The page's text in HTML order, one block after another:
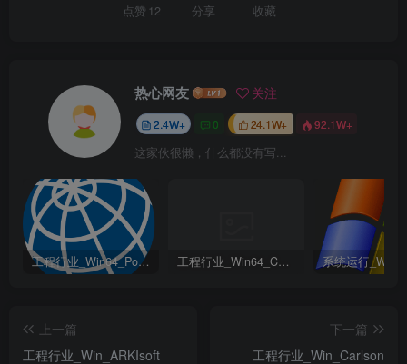
点赞 12 分享 收藏
热心网友 关注
2.4W+ 0 24.1W+ 92.1W+
这家伙很懒，什么都没有写...
工程行业_Win64_PointWise 18.6 R2 x64资源下载地址_百度网盘迅雷BT 工程行业_Win64_Cadence Fidelity Pointwise 2024.1 x64资源下载地址_百度网盘迅雷BT
上一篇
工程行业_Win_ARKIsoft
下一篇
工程行业_Win_Carlson